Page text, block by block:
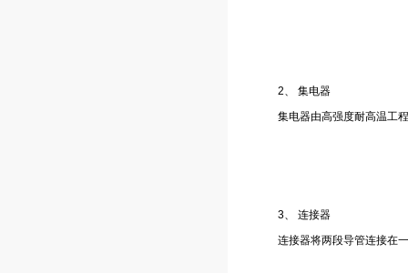
2、 集电器
集电器由高强度耐高温工
3、 连接器
连接器将两段导管连接在